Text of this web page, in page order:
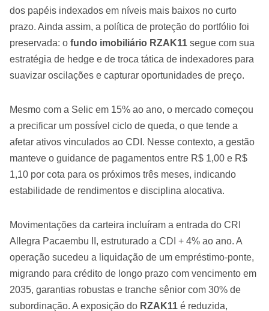
dos papéis indexados em níveis mais baixos no curto
prazo. Ainda assim, a política de proteção do portfólio foi
preservada: o fundo imobiliário RZAK11 segue com sua
estratégia de hedge e de troca tática de indexadores para
suavizar oscilações e capturar oportunidades de preço.
Mesmo com a Selic em 15% ao ano, o mercado começou
a precificar um possível ciclo de queda, o que tende a
afetar ativos vinculados ao CDI. Nesse contexto, a gestão
manteve o guidance de pagamentos entre R$ 1,00 e R$
1,10 por cota para os próximos três meses, indicando
estabilidade de rendimentos e disciplina alocativa.
Movimentações da carteira incluíram a entrada do CRI
Allegra Pacaembu II, estruturado a CDI + 4% ao ano. A
operação sucedeu a liquidação de um empréstimo-ponte,
migrando para crédito de longo prazo com vencimento em
2035, garantias robustas e tranche sênior com 30% de
subordinação. A exposição do RZAK11 é reduzida,